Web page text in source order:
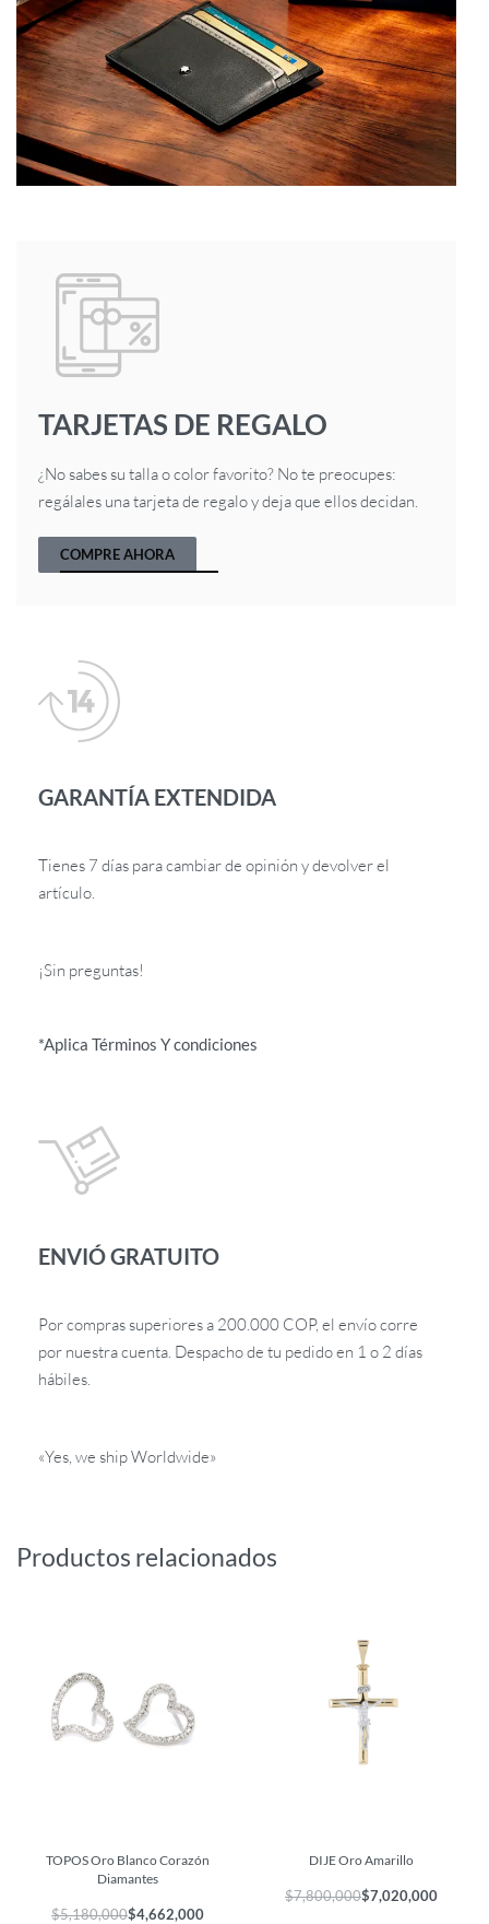
TARJETAS DE REGALO
¿No sabes su talla o color favorito? No te preocupes:
regálales una tarjeta de regalo y deja que ellos decidan.
COMPRE AHORA
GARANTÍA EXTENDIDA
Tienes 7 días para cambiar de opinión y devolver el
artículo.
¡Sin preguntas!
*Aplica Términos Y condiciones
ENVIÓ GRATUITO
Por compras superiores a 200.000 COP, el envío corre
por nuestra cuenta. Despacho de tu pedido en 1 o 2 días
hábiles.
«Yes, we ship Worldwide»
Productos relacionados
TOPOS Oro Blanco Corazón
Diamantes
$5,180,000$4,662,000
DIJE Oro Amarillo
$7,800,000$7,020,000